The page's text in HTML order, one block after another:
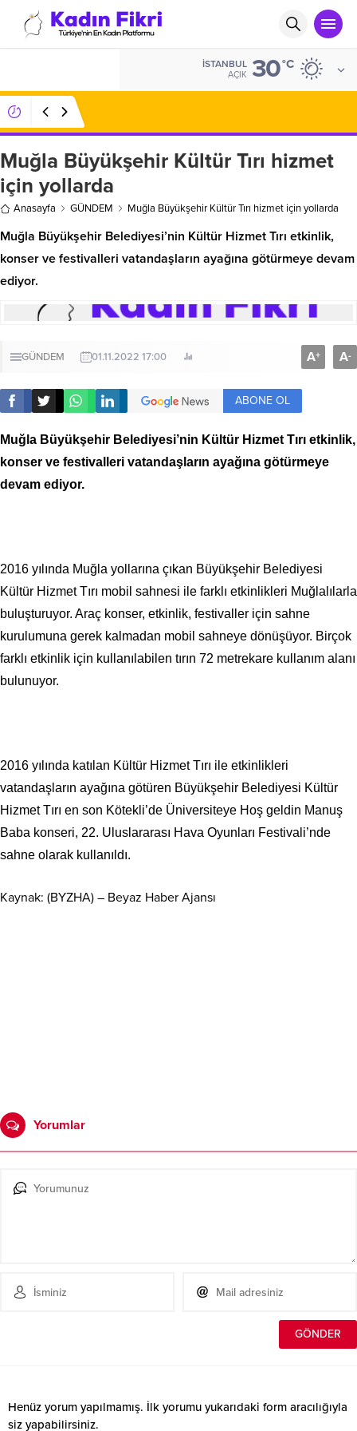
İSTANBUL
AÇIK 30°C
Muğla Büyükşehir Kültür Tırı hizmet
için yollarda
Anasayfa GÜNDEM Muğla Büyükşehir Kültür Tırı hizmet için yollarda
Muğla Büyükşehir Belediyesi’nin Kültür Hizmet Tırı etkinlik,
konser ve festivalleri vatandaşların ayağına götürmeye devam
ediyor.
GÜNDEM 01.11.2022 17:00 A+ A-
ABONE OL
Muğla Büyükşehir Belediyesi’nin Kültür Hizmet Tırı etkinlik,
konser ve festivalleri vatandaşların ayağına götürmeye
devam ediyor.
2016 yılında Muğla yollarına çıkan Büyükşehir Belediyesi
Kültür Hizmet Tırı mobil sahnesi ile farklı etkinlikleri Muğlalılarla
buluşturuyor. Araç konser, etkinlik, festivaller için sahne
kurulumuna gerek kalmadan mobil sahneye dönüşüyor. Birçok
farklı etkinlik için kullanılabilen tırın 72 metrekare kullanım alanı
bulunuyor.
2016 yılında katılan Kültür Hizmet Tırı ile etkinlikleri
vatandaşların ayağına götüren Büyükşehir Belediyesi Kültür
Hizmet Tırı en son Kötekli’de Üniversiteye Hoş geldin Manuş
Baba konseri, 22. Uluslararası Hava Oyunları Festivali’nde
sahne olarak kullanıldı.
Kaynak: (BYZHA) – Beyaz Haber Ajansı
Yorumlar
Henüz yorum yapılmamış. İlk yorumu yukarıdaki form aracılığıyla
siz yapabilirsiniz.